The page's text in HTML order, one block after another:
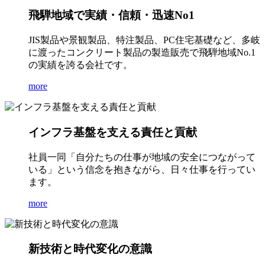
飛騨地域で実績・信頼・迅速No1
JIS製品や景観製品、特注製品、PC住宅基礎など、多岐
に渡ったコンクリート製品の製造販売で飛騨地域No.1
の実績を誇る会社です。
more
インフラ基盤を支える責任と貢献
社員一同「自分たちの仕事が地域の安全につながって
いる」という信念を抱きながら、日々仕事を行ってい
ます。
more
新技術と時代変化の意識